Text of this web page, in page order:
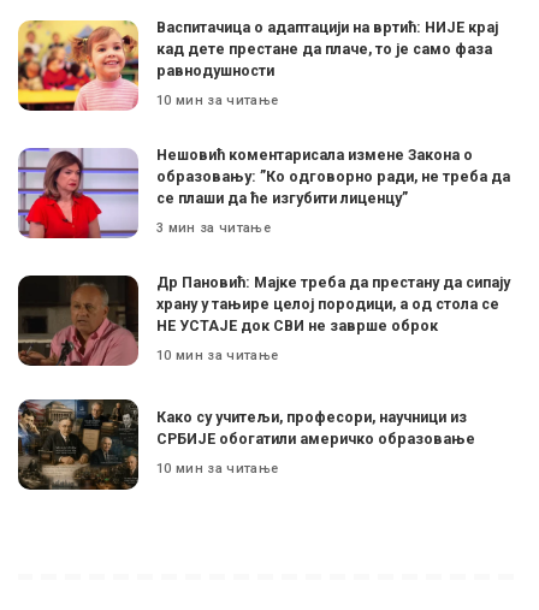
Васпитачица о адаптацији на вртић: НИЈЕ крај
кад дете престане да плаче, то је само фаза
равнодушности
10 мин за читање
Нешовић коментарисала измене Закона о
образовању: ”Ко одговорно ради, не треба да
се плаши да ће изгубити лиценцу”
3 мин за читање
Др Пановић: Мајке треба да престану да сипају
храну у тањире целој породици, а од стола се
НЕ УСТАЈЕ док СВИ не заврше оброк
10 мин за читање
Како су учитељи, професори, научници из
СРБИЈЕ обогатили америчко образовање
10 мин за читање